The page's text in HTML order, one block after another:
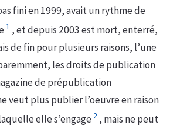
fini en 1999, avait un rythme de
1 , et depuis 2003 est mort, enterré,
de fin pour plusieurs raisons, l’une
les droits de publication
de prépublication
veut plus publier l’oeuvre en raison
elle s’engage 2 , mais ne peut